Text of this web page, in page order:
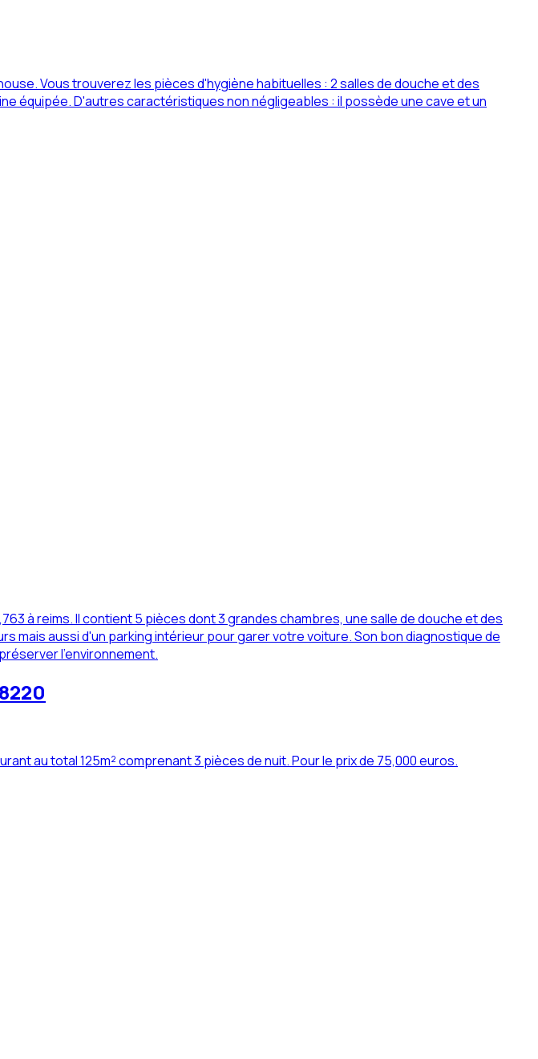
Vous trouverez les pièces d'hygiène habituelles : 2 salles de douche et des
équipée. D'autres caractéristiques non négligeables : il possède une cave et un
à reims. Il contient 5 pièces dont 3 grandes chambres, une salle de douche et des
mais aussi d'un parking intérieur pour garer votre voiture. Son bon diagnostique de
l'environnement.
au total 125m² comprenant 3 pièces de nuit. Pour le prix de 75,000 euros.